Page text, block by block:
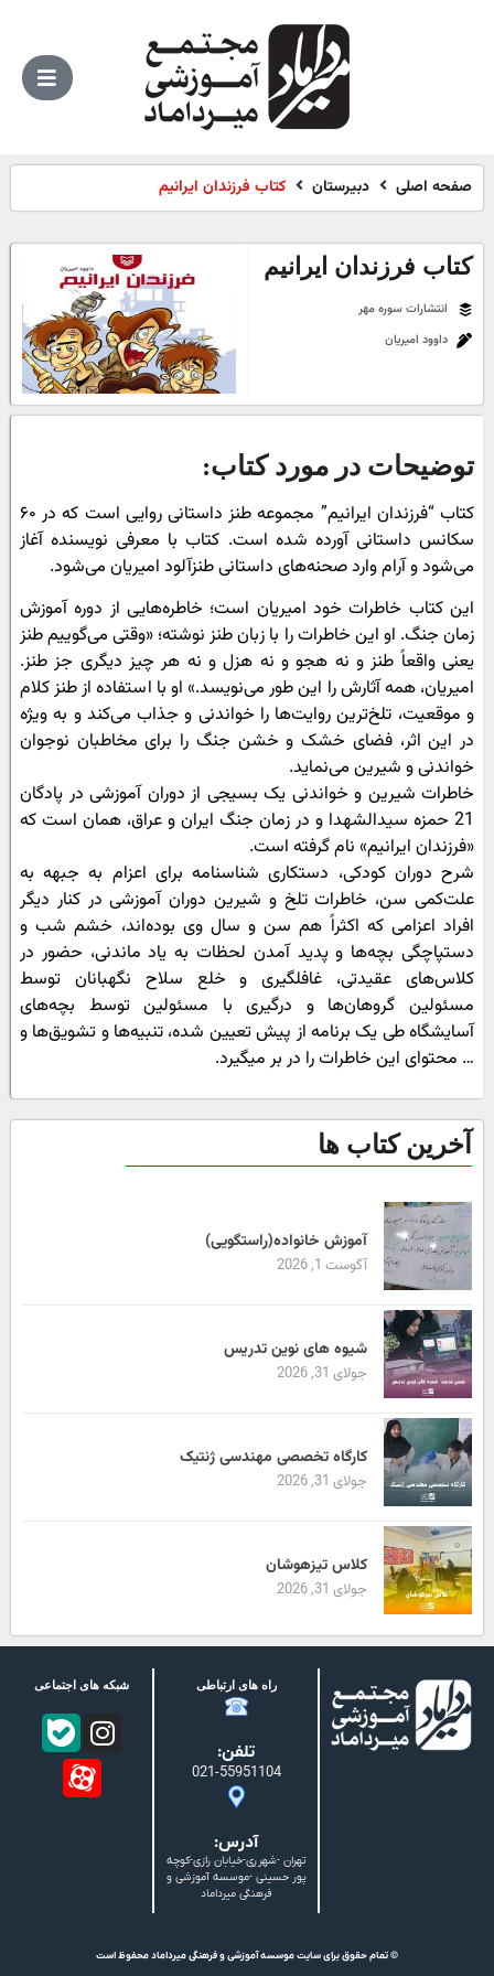
صفحه اصلی دبیرستان کتاب فرزندان ایرانیم
کتاب فرزندان ایرانیم
انتشارات سوره مهر
داوود امیریان
توضیحات در مورد کتاب:
کتاب “فرزندان ایرانیم” مجموعه طنز داستانی روایی است که در ۶۰
سکانس داستانی آورده شده است. کتاب با معرفی نویسنده آغاز
می‌شود و آرام وارد صحنه‌‌های داستانی طنزآلود امیریان می‌شود.
این کتاب خاطرات خود امیریان است؛ خاطره‌هایی از دوره آموزش
زمان جنگ. او این خاطرات را با زبان طنز نوشته؛ «وقتی می‌گوییم طنز
یعنی واقعاً طنز و نه هجو و نه هزل و نه هر چیز دیگری جز طنز.
امیریان، همه آثارش را این طور می‌نویسد.» او با استفاده از طنز کلام
و موقعیت، تلخ‌ترین روایت‌ها را خواندنی و جذاب می‌کند و به ویژه
در این اثر، فضای خشک و خشن جنگ را برای مخاطبان نوجوان
خواندنی و شیرین می‌نماید.
خاطرات شیرین و خواندنی یک بسیجی از دوران آموزشی در پادگان
21 حمزه سیدالشهدا و در زمان جنگ ایران و عراق، همان است که
«فرزندان ایرانیم» نام گرفته است.
شرح دوران کودکی، دستکاری شناسنامه برای اعزام به جبهه به
علت‏‌کمی سن، خاطرات تلخ و شیرین دوران آموزشی در کنار دیگر
افراد اعزامی که اکثراً هم سن و سال وی بوده‌‏اند، خشم شب و
دستپاچگی‏ بچه‏‌ها و پدید آمدن لحظات به یاد ماندنی، حضور در
کلاس‏‌های‏ عقیدتی، غافلگیری و خلع سلاح نگهبانان توسط
مسئولین گروهان‌ها و درگیری با مسئولین توسط بچه‏‌های
آسایشگاه طی یک برنامه از پیش تعیین شده، تنبیه‏‌ها و تشویق‌ها و
… محتوای این خاطرات را در بر می‏گیرد.
آخرین کتاب ها
آموزش خانواده(راستگویی)
آگوست 1, 2026
شیوه های نوین تدریس
جولای 31, 2026
کارگاه تخصصی مهندسی ژنتیک
جولای 31, 2026
کلاس تیزهوشان
جولای 31, 2026
راه های ارتباطی
تلفن:
021-55951104
آدرس:
تهران -شهرری-خیابان رازی-کوچه
پور حسینی -موسسه آموزشی و
فرهنگی میرداماد
شبکه های اجتماعی
© تمام حقوق برای سایت موسسه آموزشی و فرهنگی میرداماد محفوظ است